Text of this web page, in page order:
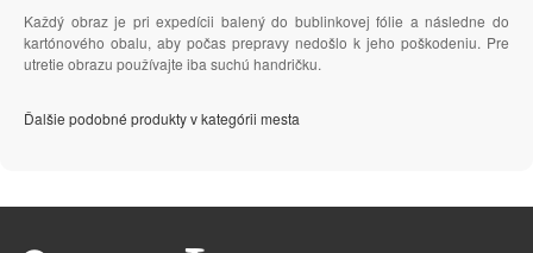
Každý obraz je pri expedícii balený do bublinkovej fólie a následne do
kartónového obalu, aby počas prepravy nedošlo k jeho poškodeniu. Pre
utretie obrazu používajte iba suchú handričku.
Ďalšie podobné produkty v kategórii mesta